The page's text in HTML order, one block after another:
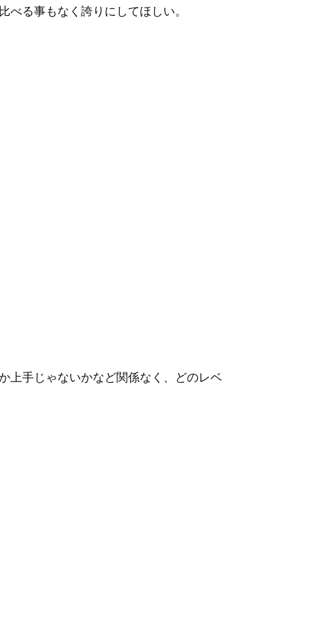
る事もなく誇りにしてほしい。
上手じゃないかなど関係なく、どのレベ